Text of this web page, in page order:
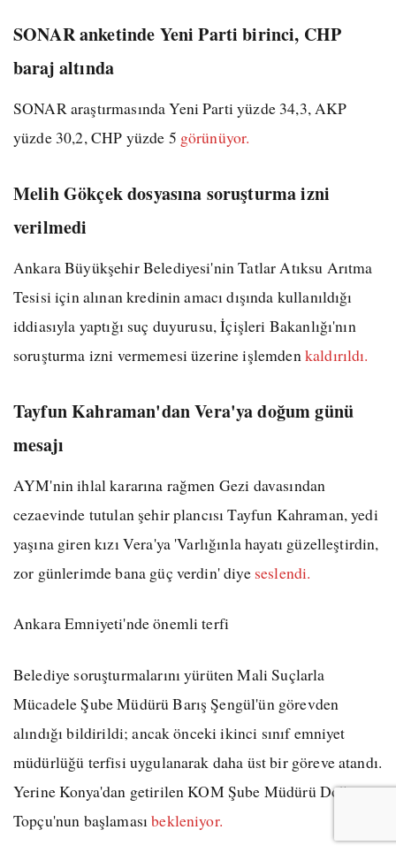
SONAR anketinde Yeni Parti birinci, CHP
baraj altında
SONAR araştırmasında Yeni Parti yüzde 34,3, AKP
yüzde 30,2, CHP yüzde 5 görünüyor.
Melih Gökçek dosyasına soruşturma izni
verilmedi
Ankara Büyükşehir Belediyesi'nin Tatlar Atıksu Arıtma
Tesisi için alınan kredinin amacı dışında kullanıldığı
iddiasıyla yaptığı suç duyurusu, İçişleri Bakanlığı'nın
soruşturma izni vermemesi üzerine işlemden kaldırıldı.
Tayfun Kahraman'dan Vera'ya doğum günü
mesajı
AYM'nin ihlal kararına rağmen Gezi davasından
cezaevinde tutulan şehir plancısı Tayfun Kahraman, yedi
yaşına giren kızı Vera'ya 'Varlığınla hayatı güzelleştirdin,
zor günlerimde bana güç verdin' diye seslendi.
Ankara Emniyeti'nde önemli terfi
Belediye soruşturmalarını yürüten Mali Suçlarla
Mücadele Şube Müdürü Barış Şengül'ün görevden
alındığı bildirildi; ancak önceki ikinci sınıf emniyet
müdürlüğü terfisi uygulanarak daha üst bir göreve atandı.
Yerine Konya'dan getirilen KOM Şube Müdürü Doğan
Topçu'nun başlamasıbekleniyor.